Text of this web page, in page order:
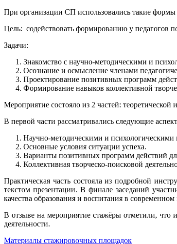
При организации СП использовались такие
Цель: содействовать формированию у педагогов
Задачи:
Знакомство с научно-методическими и
Осознание и осмысление членами
Проектирование позитивных программ
Формирование навыков коллективной
Мероприятие состояло из 2 частей: теоретической
В первой части рассматривались следующие
Научно-методическими и
Основные условия ситуации успеха.
Варианты позитивных программ действий
Коллективная творческо-поисковой
Практическая часть состояла из подробной
текстом презентации. В финале заседаний
качества образования и воспитания в современном
В отзыве на мероприятие стажёры отметили, что
деятельности.
Материалы стажировочных площадок